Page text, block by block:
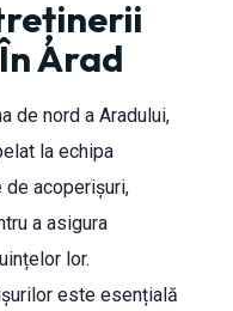
Arad
de nord a Aradului,
la echipa
de acoperișuri,
a asigura
lor.
este esențială